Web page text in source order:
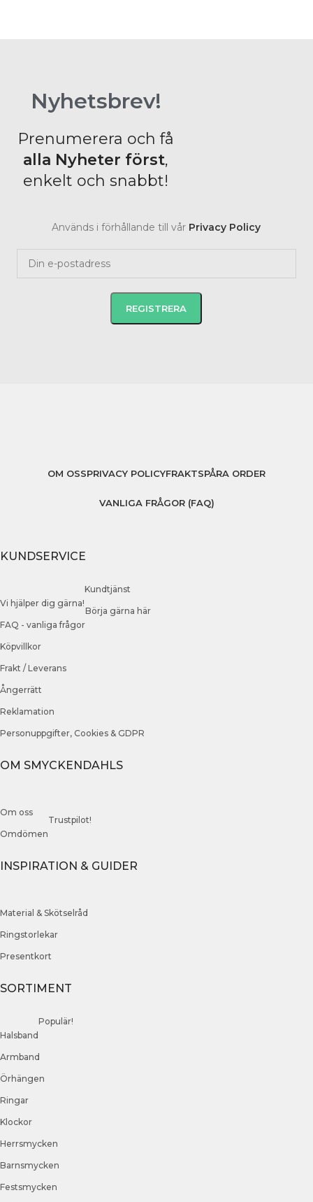
Nyhetsbrev!
Prenumerera och få
alla Nyheter först,
enkelt och snabbt!
Används i förhållande till vår Privacy Policy
OM OSSPRIVACY POLICYFRAKTSPÅRA ORDER
VANLIGA FRÅGOR (FAQ)
KUNDSERVICE
Vi hjälper dig gärna!
Kundtjänst
FAQ - vanliga frågor
Börja gärna här
Köpvillkor
Frakt / Leverans
Ångerrätt
Reklamation
Personuppgifter, Cookies & GDPR
OM SMYCKENDAHLS
Om oss
Omdömen
Trustpilot!
INSPIRATION & GUIDER
Material & Skötselråd
Ringstorlekar
Presentkort
SORTIMENT
Halsband
Populär!
Armband
Örhängen
Ringar
Klockor
Herrsmycken
Barnsmycken
Festsmycken